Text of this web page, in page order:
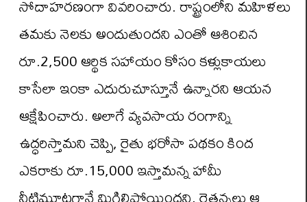
సోదాహరణంగా వివరించారు. రాష్ట్రంలోని మహిళలు
తమకు నెలకు అందుతుందని ఎంతో ఆశించిన
రూ.2,500 ఆర్థిక సహాయం కోసం కళ్లుకాయలు
కాసేలా ఇంకా ఎదురుచూస్తూనే ఉన్నారని ఆయన
ఆక్షేపించారు. అలాగే వ్యవసాయ రంగాన్ని
ఉద్ధరిస్తామని చెప్పి, రైతు భరోసా పథకం కింద
ఎకరాకు రూ.15,000 ఇస్తామన్న హామీ